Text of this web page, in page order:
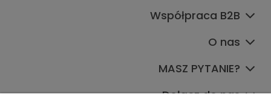
Współpraca B2B
O nas
MASZ PYTANIE?
Dołącz do nas